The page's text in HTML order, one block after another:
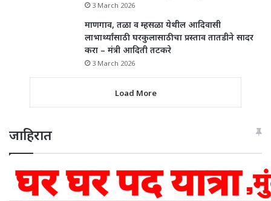
3 March 2026
माणगाव, तळा व म्हसळा येथील आदिवासी
लाभार्थ्यांसाठी घरकुलासाठीचा प्रस्ताव तातडीने सादर
करा – मंत्री आदिती तटकरे
3 March 2026
Load More
जाहिरात